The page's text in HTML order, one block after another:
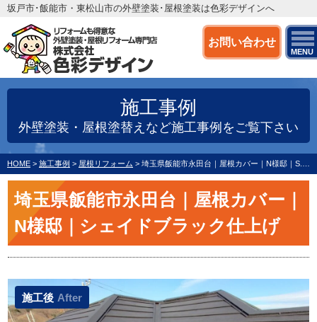
お問い合わせ
MENU
坂戸市･飯能市・東松山市の外壁塗装･屋根塗装は色彩デザインへ
施工事例
外壁塗装・屋根塗替えなど施工事例をご覧下さい
HOME > 施工事例 > 屋根リフォーム > 埼玉県飯能市永田台｜屋根カバー｜N様邸｜S.シェイドブラック仕上げ
埼玉県飯能市永田台｜屋根カバー｜
N様邸｜シェイドブラック仕上げ
施工後 After